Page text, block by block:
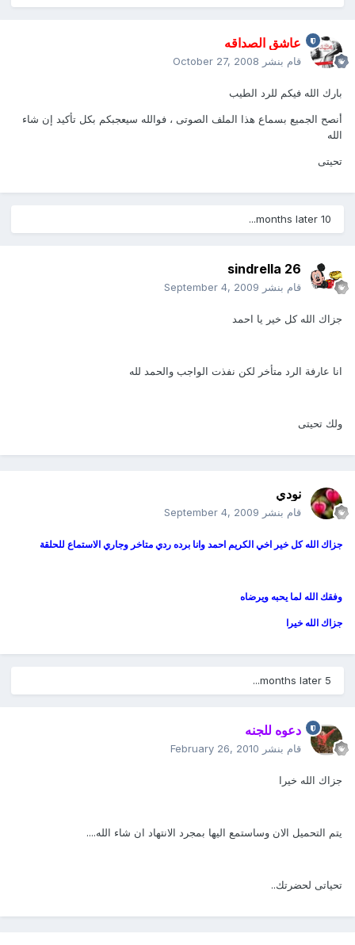
عاشق الصداقه
قام بنشر October 27, 2008
بارك الله فيكم للرد الطيب
أنصح الجميع بسماع هذا الملف الصوتى ، فوالله سيعجبكم بكل تأكيد إن شاء
الله
تحيتى
10 months later...
sindrella 26
قام بنشر September 4, 2009
جزاك الله كل خير يا احمد
انا عارفة الرد متأخر لكن نفذت الواجب والحمد لله
ولك تحيتى
نودي
قام بنشر September 4, 2009
جزاك الله كل خير اخي الكريم احمد وانا برده ردي متاخر وجاري الاستماع للحلقة
وفقك الله لما يحبه ويرضاه
جزاك الله خيرا
5 months later...
دعوه للجنه
قام بنشر February 26, 2010
جزاك الله خيرا
يتم التحميل الان وساستمع اليها بمجرد الانتهاد ان شاء الله....
تحياتى لحضرتك..